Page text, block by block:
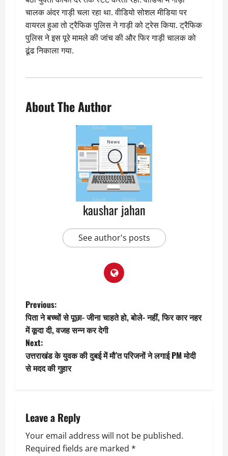
चालक अंदर गाड़ी चला रहा था. वीडियो सोशल मीडिया पर
वायरल हुआ तो ट्रैफिक पुलिस ने गाड़ी को ट्रेस किया. ट्रैफिक
पुलिस ने इस पूरे मामले की जांच की और फिर गाड़ी चालक को
ढूंढ निकाला गया.
About The Author
kaushar jahan
See author's posts
P
o
s
t
a
v
Previous:
पिता ने बच्चों से पूछा- जीना चाहते हो, बोले- नहीं, फिर कार नहर
में कूदा दी, वजह सन्न कर देगी
Next:
उत्तराखंड के युवक की दुबई में मौ’त परिजनों ने लगाई PM मोदी
से मदद की गुहार
Leave a Reply
Your email address will not be published.
Required fields are marked *